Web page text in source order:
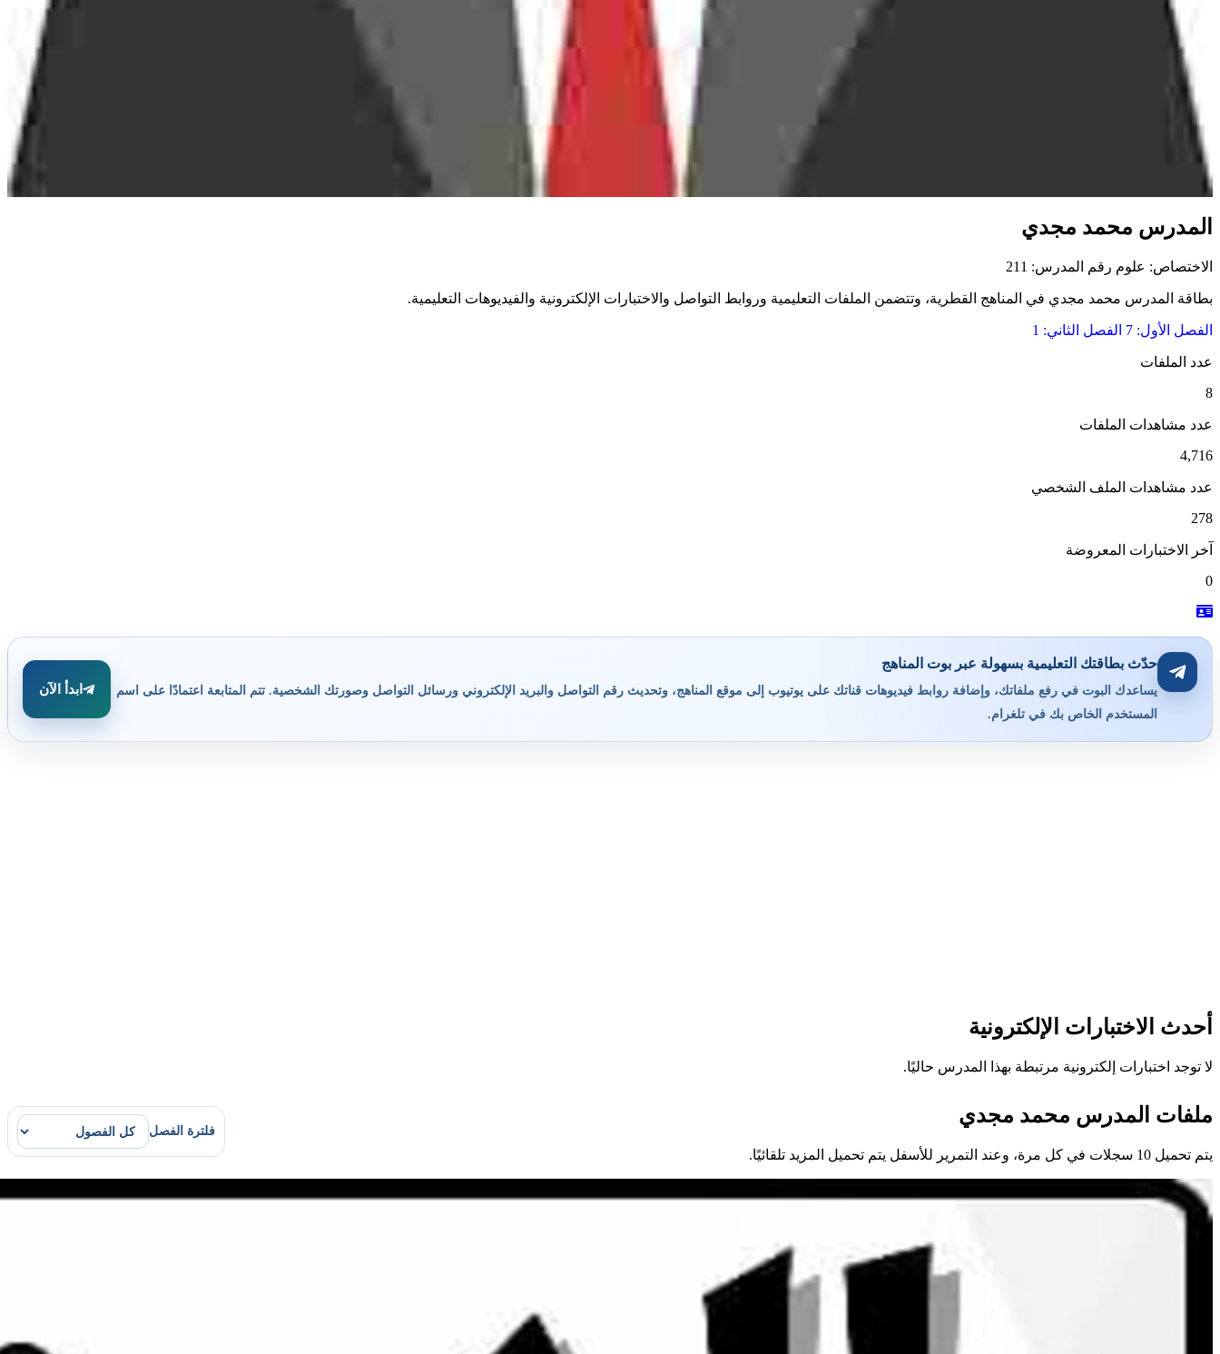
المدرس محمد مجدي
الاختصاص: علوم رقم المدرس: 211
بطاقة المدرس محمد مجدي في المناهج القطرية، وتتضمن الملفات التعليمية وروابط التواصل والاختبارات الإلكترونية والفيديوهات التعليمية.
الفصل الأول: 7 الفصل الثاني: 1
عدد الملفات
8
عدد مشاهدات الملفات
4,716
عدد مشاهدات الملف الشخصي
278
آخر الاختبارات المعروضة
0
حدّث بطاقتك التعليمية بسهولة عبر بوت المناهج
يساعدك البوت في رفع ملفاتك، وإضافة روابط فيديوهات قناتك على يوتيوب إلى موقع المناهج، وتحديث رقم التواصل والبريد الإلكتروني ورسائل التواصل وصورتك الشخصية. تتم المتابعة اعتمادًا على اسم
المستخدم الخاص بك في تلغرام.
ابدأ الآن
أحدث الاختبارات الإلكترونية
لا توجد اختبارات إلكترونية مرتبطة بهذا المدرس حاليًا.
ملفات المدرس محمد مجدي
يتم تحميل 10 سجلات في كل مرة، وعند التمرير للأسفل يتم تحميل المزيد تلقائيًا.
فلترة الفصل